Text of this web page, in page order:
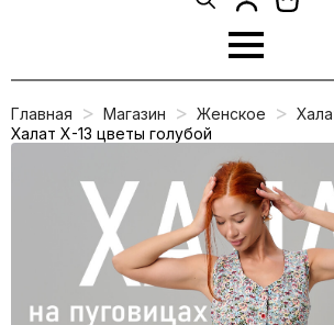
Search
Главная Магазин Женское
Халат Х-13 цветы голубой